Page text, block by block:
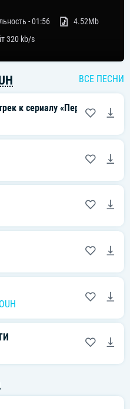
-01:56
4.52Mb
320 kb/s
ВСЕ ПЕСНИ
к сериалу «Первая